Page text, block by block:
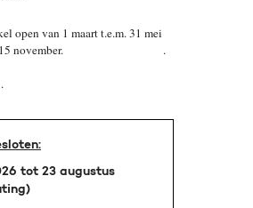
open van 1 maart t.e.m. 31 mei
t.e.m 15 november. .
tot 23 augustus